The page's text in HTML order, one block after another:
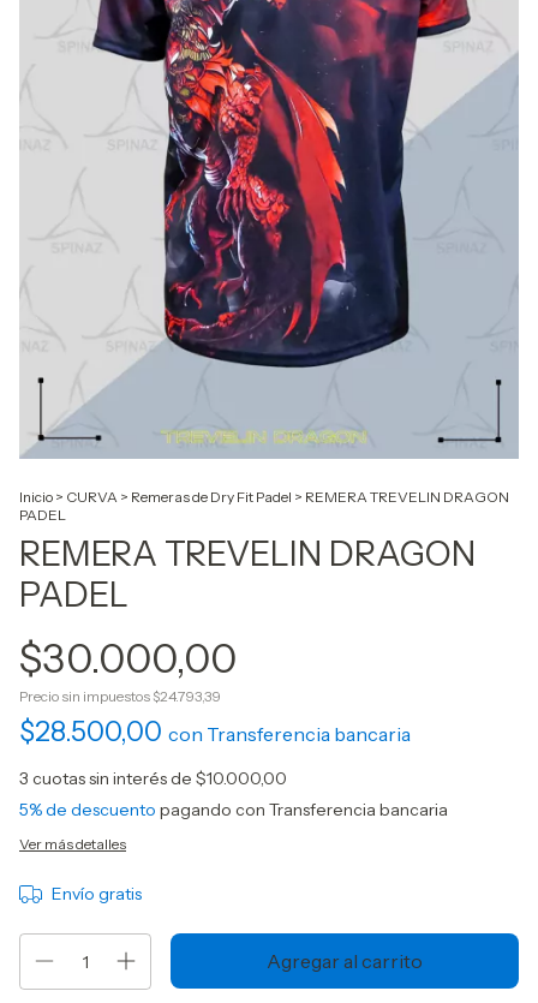
Inicio > CURVA > Remeras de Dry Fit Padel > REMERA TREVELIN DRAGON
PADEL
REMERA TREVELIN DRAGON
PADEL
$30.000,00
Precio sin impuestos $24.793,39
$28.500,00 con Transferencia bancaria
3 cuotas sin interés de $10.000,00
5% de descuento pagando con Transferencia bancaria
Ver más detalles
Envío gratis